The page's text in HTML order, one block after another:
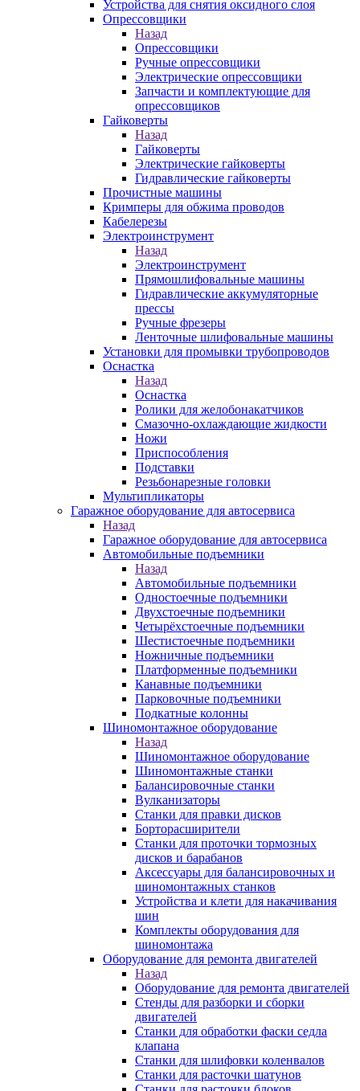
Устройства для снятия оксидного слоя
Опрессовщики
Назад
Опрессовщики
Ручные опрессовщики
Электрические опрессовщики
Запчасти и комплектующие для
опрессовщиков
Гайковерты
Назад
Гайковерты
Электрические гайковерты
Гидравлические гайковерты
Прочистные машины
Кримперы для обжима проводов
Кабелерезы
Электроинструмент
Назад
Электроинструмент
Прямошлифовальные машины
Гидравлические аккумуляторные
прессы
Ручные фрезеры
Ленточные шлифовальные машины
Установки для промывки трубопроводов
Оснастка
Назад
Оснастка
Ролики для желобонакатчиков
Смазочно-охлаждающие жидкости
Ножи
Приспособления
Подставки
Резьбонарезные головки
Мультипликаторы
Гаражное оборудование для автосервиса
Назад
Гаражное оборудование для автосервиса
Автомобильные подъемники
Назад
Автомобильные подъемники
Одностоечные подъемники
Двухстоечные подъемники
Четырёхстоечные подъемники
Шестистоечные подъемники
Ножничные подъемники
Платформенные подъемники
Канавные подъемники
Парковочные подъемники
Подкатные колонны
Шиномонтажное оборудование
Назад
Шиномонтажное оборудование
Шиномонтажные станки
Балансировочные станки
Вулканизаторы
Станки для правки дисков
Борторасширители
Станки для проточки тормозных
дисков и барабанов
Аксессуары для балансировочных и
шиномонтажных станков
Устройства и клети для накачивания
шин
Комплекты оборудования для
шиномонтажа
Оборудование для ремонта двигателей
Назад
Оборудование для ремонта двигателей
Стенды для разборки и сборки
двигателей
Станки для обработки фаски седла
клапана
Станки для шлифовки коленвалов
Станки для расточки шатунов